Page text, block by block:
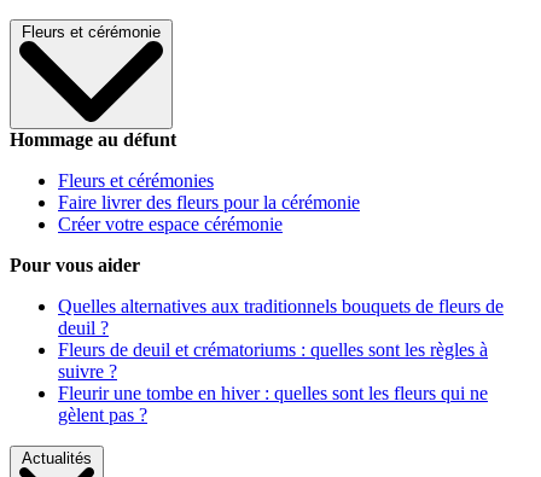
Fleurs et cérémonie
Hommage au défunt
Fleurs et cérémonies
Faire livrer des fleurs pour la cérémonie
Créer votre espace cérémonie
Pour vous aider
Quelles alternatives aux traditionnels bouquets de fleurs de
deuil ?
Fleurs de deuil et crématoriums : quelles sont les règles à
suivre ?
Fleurir une tombe en hiver : quelles sont les fleurs qui ne
gèlent pas ?
Actualités